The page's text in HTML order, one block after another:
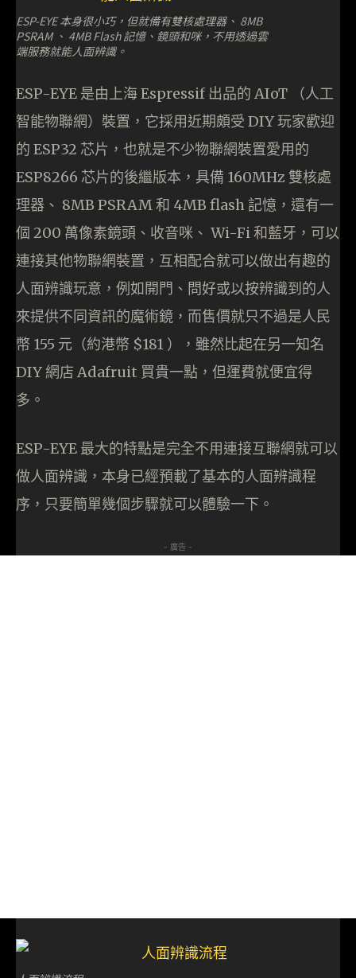
ESP-EYE 本身很小巧，但就備有雙核處理器、 8MB
PSRAM 、 4MB Flash 記憶、鏡頭和咪，不用透過雲
端服務就能人面辨識。
ESP-EYE 是由上海 Espressif 出品的 AIoT （人工
智能物聯網）裝置，它採用近期頗受 DIY 玩家歡迎
的 ESP32 芯片，也就是不少物聯網裝置愛用的
ESP8266 芯片的後繼版本，具備 160MHz 雙核處
理器、 8MB PSRAM 和 4MB flash 記憶，還有一
個 200 萬像素鏡頭、收音咪、 Wi-Fi 和藍牙，可以
連接其他物聯網裝置，互相配合就可以做出有趣的
人面辨識玩意，例如開門、問好或以按辨識到的人
來提供不同資訊的魔術鏡，而售價就只不過是人民
幣 155 元（約港幣 $181 ），雖然比起在另一知名
DIY 網店 Adafruit 買貴一點，但運費就便宜得
多。
ESP-EYE 最大的特點是完全不用連接互聯網就可以
做人面辨識，本身已經預載了基本的人面辨識程
序，只要簡單幾個步驟就可以體驗一下。
- 廣告 -